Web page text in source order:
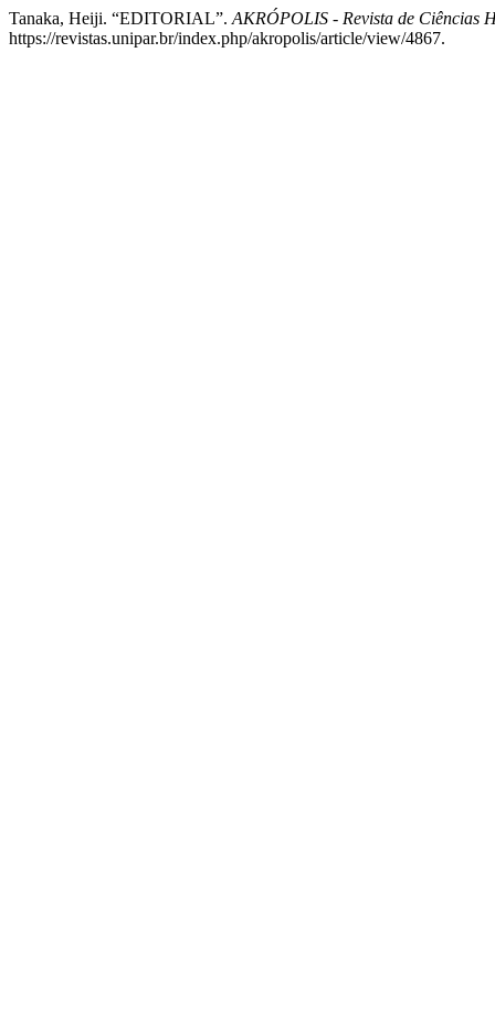
Tanaka, Heiji. “EDITORIAL”. AKRÓPOLIS - Revista de Ciências
https://revistas.unipar.br/index.php/akropolis/article/view/4867.